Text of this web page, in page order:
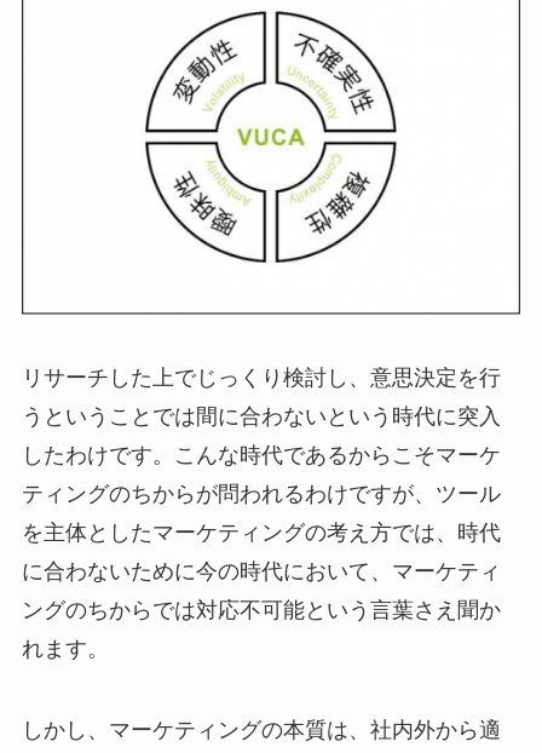
リサーチした上でじっくり検討し、意思決定を行
うということでは間に合わないという時代に突入
したわけです。こんな時代であるからこそマーケ
ティングのちからが問われるわけですが、ツール
を主体としたマーケティングの考え方では、時代
に合わないために今の時代において、マーケティ
ングのちからでは対応不可能という言葉さえ聞か
れます。
しかし、マーケティングの本質は、社内外から適